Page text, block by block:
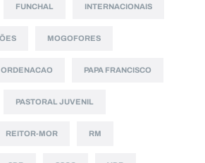
FUNCHAL INTERNACIONAIS
MOGOFORES
ORDENACAO PAPA FRANCISCO
PASTORAL JUVENIL
REITOR-MOR RM